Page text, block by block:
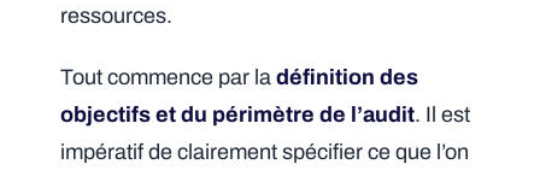
ressources.
Tout commence par ladéfinition des
objectifs et du périmètre de l’audit. Il est
impératif de clairement spécifier ce que l’on